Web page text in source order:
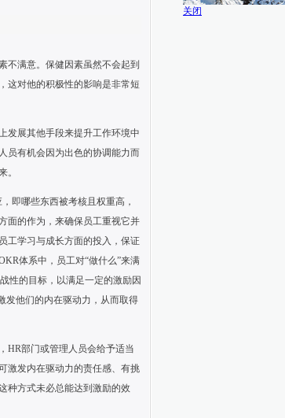
不满意。保健因素虽然不会起到
这对他的积极性的影响是非常短
发展其他手段来提升工作环境中
员有机会因为出色的协调能力而
。
即哪些东西被考核且权重高，
面的作为，来确保员工重视它并
工学习与成长方面的投入，保证
体系中，员工对“做什么”来满
性的目标，以满足一定的激励因
发他们的内在驱动力，从而取得
HR部门或管理人员会给予适当
激发内在驱动力的责任感、有挑
种方式未必总能达到激励的效
关闭